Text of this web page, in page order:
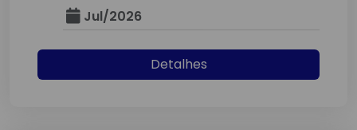
Jul/2026
Detalhes